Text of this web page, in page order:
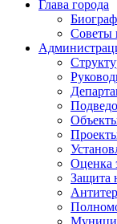
Глава города
Советы
Оценка
Защита